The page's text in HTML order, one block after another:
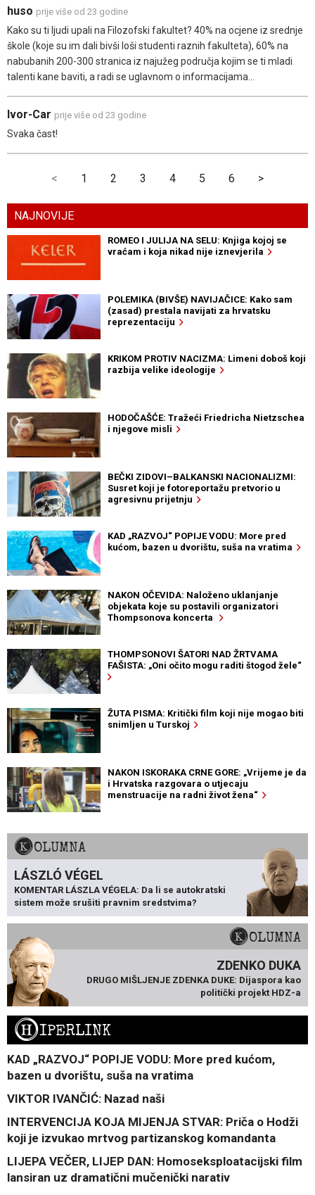
huso prije više od 23 godine
Kako su ti ljudi upali na Filozofski fakultet? 40% na ocjene iz srednje
škole (koje su im dali bivši loši studenti raznih fakulteta), 60% na
nabubanih 200-300 stranica iz najužeg područja kojim se ti mladi
talenti kane baviti, a radi se uglavnom o informacijama...
Ivor-Car prije više od 23 godine
Svaka čast!
< 1 2 3 4 5 6 >
NAJNOVIJE
ROMEO I JULIJA NA SELU: Knjiga kojoj se
vraćam i koja nikad nije iznevjerila
POLEMIKA (BIVŠE) NAVIJAČICE: Kako sam
(zasad) prestala navijati za hrvatsku
reprezentaciju
KRIKOM PROTIV NACIZMA: Limeni doboš koji
razbija velike ideologije
HODOČAŠĆE: Tražeći Friedricha Nietzschea
i njegove misli
BEČKI ZIDOVI–BALKANSKI NACIONALIZMI:
Susret koji je fotoreportažu pretvorio u
agresivnu prijetnju
KAD „RAZVOJ“ POPIJE VODU: More pred
kućom, bazen u dvorištu, suša na vratima
NAKON OČEVIDA: Naloženo uklanjanje
objekata koje su postavili organizatori
Thompsonova koncerta
THOMPSONOVI ŠATORI NAD ŽRTVAMA
FAŠISTA: „Oni očito mogu raditi štogod žele“
ŽUTA PISMA: Kritički film koji nije mogao biti
snimljen u Turskoj
NAKON ISKORAKA CRNE GORE: „Vrijeme je da
i Hrvatska razgovara o utjecaju
menstruacije na radni život žena“
KOLUMNA
LÁSZLÓ VÉGEL
KOMENTAR LÁSZLA VÉGELA: Da li se autokratski
sistem može srušiti pravnim sredstvima?
KOLUMNA
ZDENKO DUKA
DRUGO MIŠLJENJE ZDENKA DUKE: Dijaspora kao
politički projekt HDZ-a
HIPERLINK
KAD „RAZVOJ“ POPIJE VODU: More pred kućom,
bazen u dvorištu, suša na vratima
VIKTOR IVANČIĆ: Nazad naši
INTERVENCIJA KOJA MIJENJA STVAR: Priča o Hodži
koji je izvukao mrtvog partizanskog komandanta
LIJEPA VEČER, LIJEP DAN: Homoseksploatacijski film
lansiran uz dramatični mučenički narativ